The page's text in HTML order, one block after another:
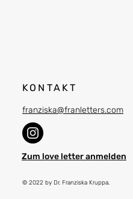
KONTAKT
franziska@franletters.com
Zum love letter anmelden
© 2022 by Dr. Franziska Kruppa.